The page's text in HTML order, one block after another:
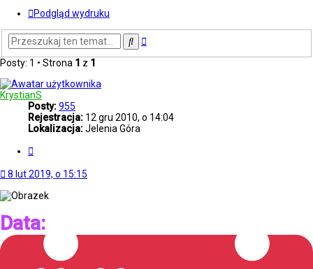
Podgląd wydruku
SzukajWyszukiwanie
zaawansowane
Posty: 1 • Strona 1 z 1
KrystianS
Posty:955
Rejestracja: 12 gru 2010, o 14:04
Lokalizacja:Jelenia Góra
8 lut 2019, o 15:15
Data: